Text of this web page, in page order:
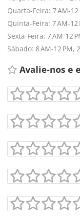
Quarta-Feira: 7 AM-12
Quinta-Feira: 7 AM-12
Sexta-Feira: 7 AM-12
Sábado: 8 AM-12 PM,
Avalie-nos e